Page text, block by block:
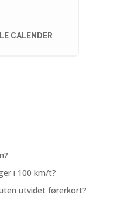
CALENDER
i 100 km/t?
utvidet førerkort?